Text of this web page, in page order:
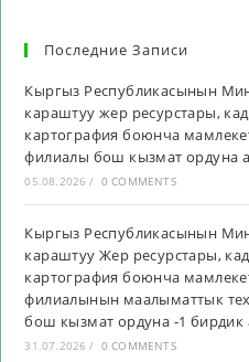
Последние Записи
Кыргыз Республикасынын
караштуу жер ресурстары,
картография боюнча
филиалы бош кызмат ордуна
05.08.2026 / 0 COMMENTS
Кыргыз Республикасынын
караштуу Жер ресурстары,
картография боюнча
филиалынын маалыматтык
бош кызмат ордуна -1
31.07.2026 / 0 COMMENTS